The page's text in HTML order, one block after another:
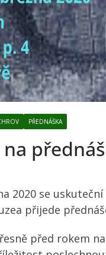
PŘEDNÁŠKA
na
2020 se
přijede
před rokem